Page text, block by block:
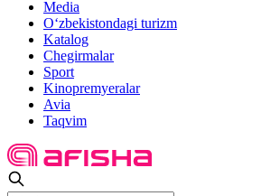
Media
O‘zbekistondagi turizm
Katalog
Chegirmalar
Sport
Kinopremyeralar
Avia
Taqvim